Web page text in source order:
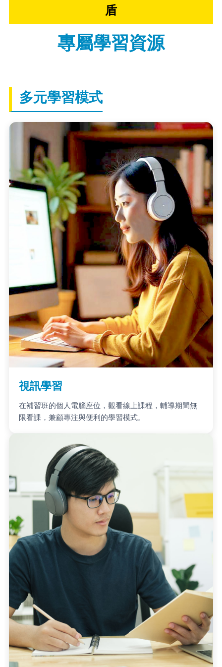
盾
專屬學習資源
多元學習模式
視訊學習
在補習班的個人電腦座位，觀看線上課程，輔導期間無
限看課，兼顧專注與便利的學習模式。